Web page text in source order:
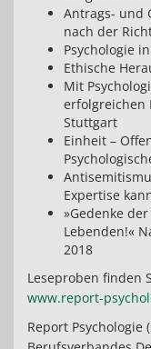
Antrags- und
nach der
Psychologie
Ethische
Mit
erfolgreichen
Stuttgart
Einheit –
Expertise
»Gedenke
Lebenden!«
2018
Leseproben finden
www.report-
Report Psychologie